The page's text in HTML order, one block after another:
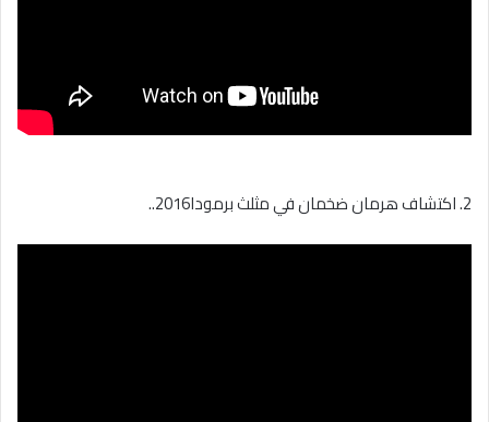
2. اكتشاف هرمان ضخمان في مثلث برمودا2016..